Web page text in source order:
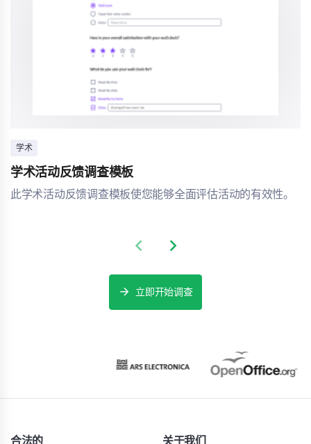
学术
学术活动反馈调查模板
此学术活动反馈调查模板使您能够全面评估活动的有效性。
Previous slide
Next slide
立即开始调查
合法的 关于我们